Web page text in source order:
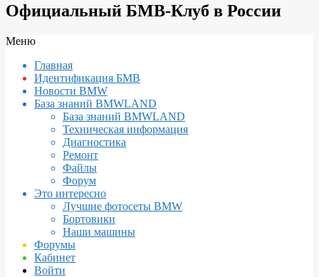
Официальный БМВ-Клуб в России
Вторичное
навигации
Меню
Главная
Идентификация БМВ
Новости BMW
База знаний BMWLAND
База знаний BMWLAND
Техническая информация
Диагностика
Ремонт
Файлы
Форум
Это интересно
Лучшие фотосеты BMW
Бортовики
Наши машины
Форумы
Кабинет
Войти